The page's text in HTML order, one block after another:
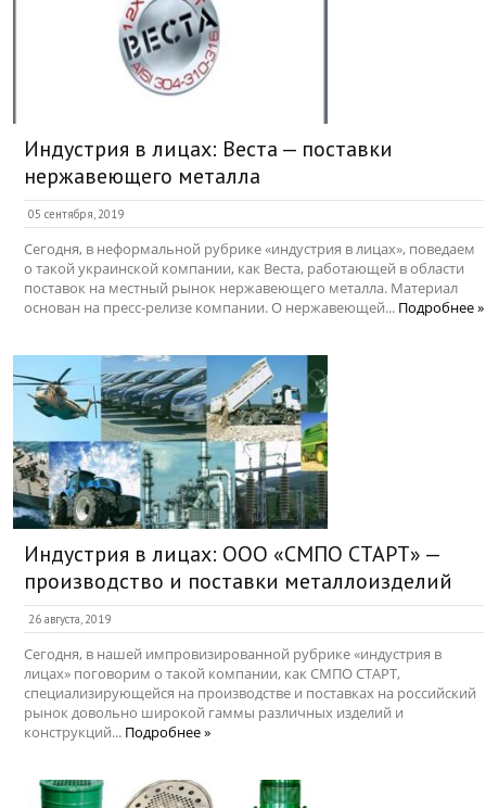
Индустрия в лицах: Веста — поставки
нержавеющего металла
05 сентября, 2019
Сегодня, в неформальной рубрике «индустрия в лицах», поведаем
о такой украинской компании, как Веста, работающей в области
поставок на местный рынок нержавеющего металла. Материал
основан на пресс-релизе компании. О нержавеющей... Подробнее »
Индустрия в лицах: ООО «СМПО СТАРТ» —
производство и поставки металлоизделий
26 августа, 2019
Сегодня, в нашей импровизированной рубрике «индустрия в
лицах» поговорим о такой компании, как СМПО СТАРТ,
специализирующейся на производстве и поставках на российский
рынок довольно широкой гаммы различных изделий и
конструкций... Подробнее »